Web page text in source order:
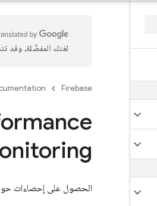
لغتك المفضّلة، وقد
Firebase
الحصول على إحصاءات